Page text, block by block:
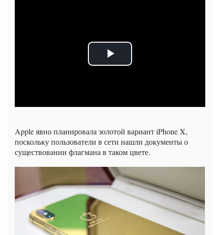
Apple явно планировала золотой вариант iPhone X,
поскольку пользователи в сети нашли документы о
существовании флагмана в таком цвете.